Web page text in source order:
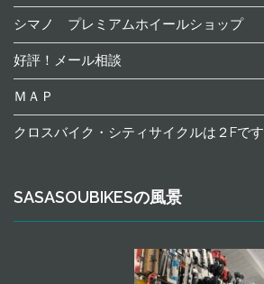
シマノ プレミアムホイールショップ
好評！メール相談
ＭＡＰ
クロスバイク・シティサイクルは２Fです
SASASOUBIKESの風景